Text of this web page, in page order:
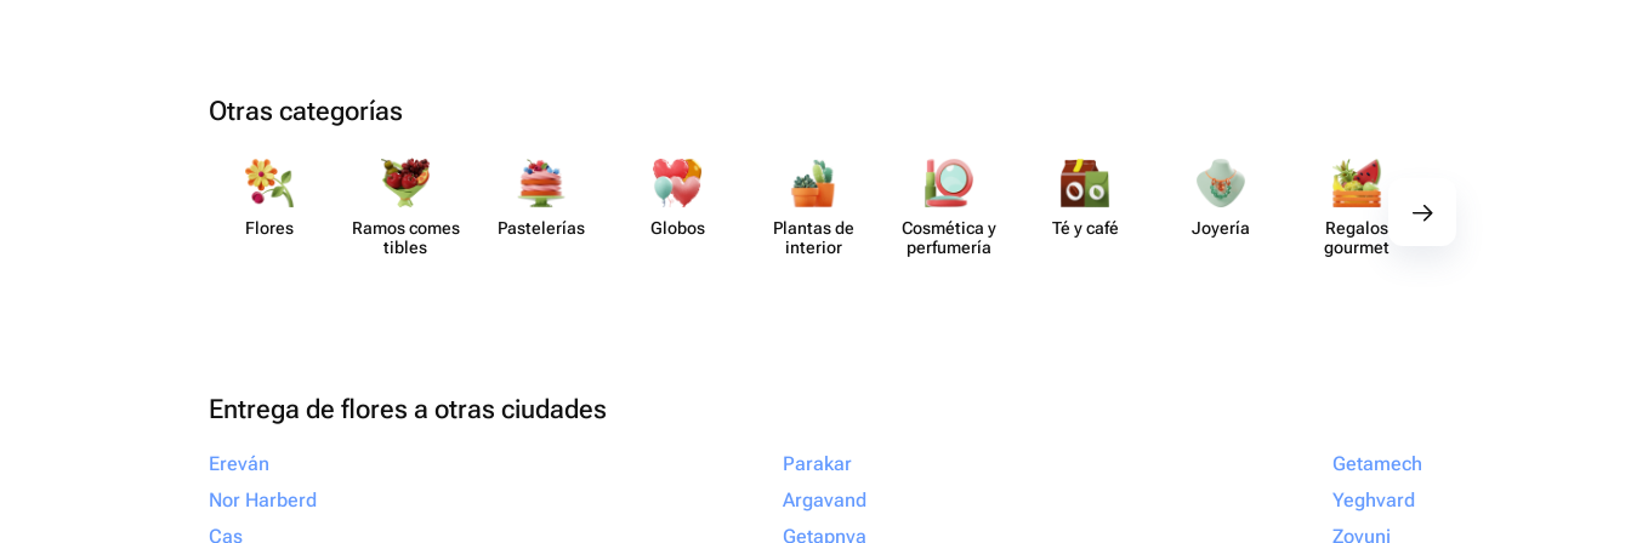
искреннее желание сделать праздник
незабываемым. От всей души
рекомендую! Если вы хотите подарить
своим близким не просто подарок, а
настоящие эмоции и быть уверенными,
что всё будет выполнено с любовью и
Otras categorías
Flores
Ramos comes​
tibles
Paste​lerías Globos
Plantas de
interior
Cosmética y
perf​umería
Té y café Joyería
Regalos
gourmet
Entrega de flores a otras ciudades
Ereván
Nor Harberd
Cas
Parakar
Argavand
Getapnya
Getamech
Yeghvard
Zovuni